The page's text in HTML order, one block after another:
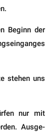
Beginn der
stehen uns
nur mit
Ausge­